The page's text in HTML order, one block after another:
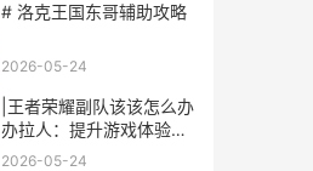
# 洛克王国东哥辅助攻略
2026-05-24
|王者荣耀副队该该怎么办
办拉人：提升游戏体验，
快速组队攻略|
2026-05-24